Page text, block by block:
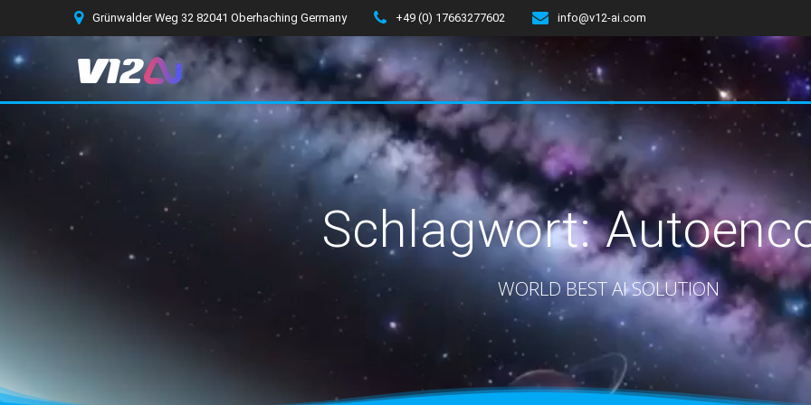
springen
Grünwalder Weg 32 82041 Oberhaching Germany +49 (0) 17663277602 info@v12-ai.com
Schlagwort:
WORLD BEST AI SOLUTION